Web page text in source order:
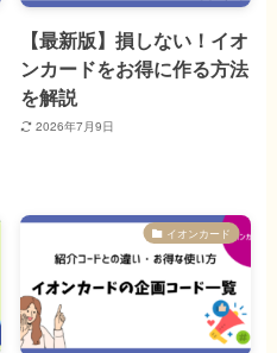
【最新版】損しない！イオ
ンカードをお得に作る方法
を解説
2026年7月9日
イオンカード